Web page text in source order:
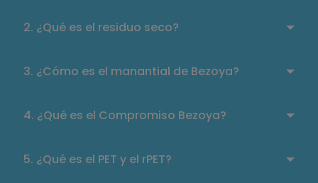
¿Qué es el residuo seco?
¿Cómo es el manantial de Bezoya?
¿Qué es el Compromiso Bezoya?
¿Qué es el PET y el rPET?